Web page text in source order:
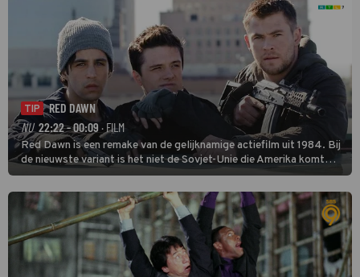
TIP
RED DAWN
NU 22:22 - 00:09 · FILM
Red Dawn is een remake van de gelijknamige actiefilm uit 1984. Bij
de nieuwste variant is het niet de Sovjet-Unie die Amerika komt
binnenvallen, maar zijn Rusland en Noord-Korea de vijanden.